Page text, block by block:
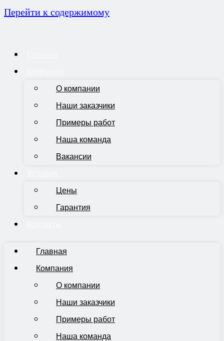
Перейти к содержимому
О компании
Наши заказчики
Примеры работ
Наша команда
Вакансии
Цены
Гарантия
Главная
Компания
О компании
Наши заказчики
Примеры работ
Наша команда